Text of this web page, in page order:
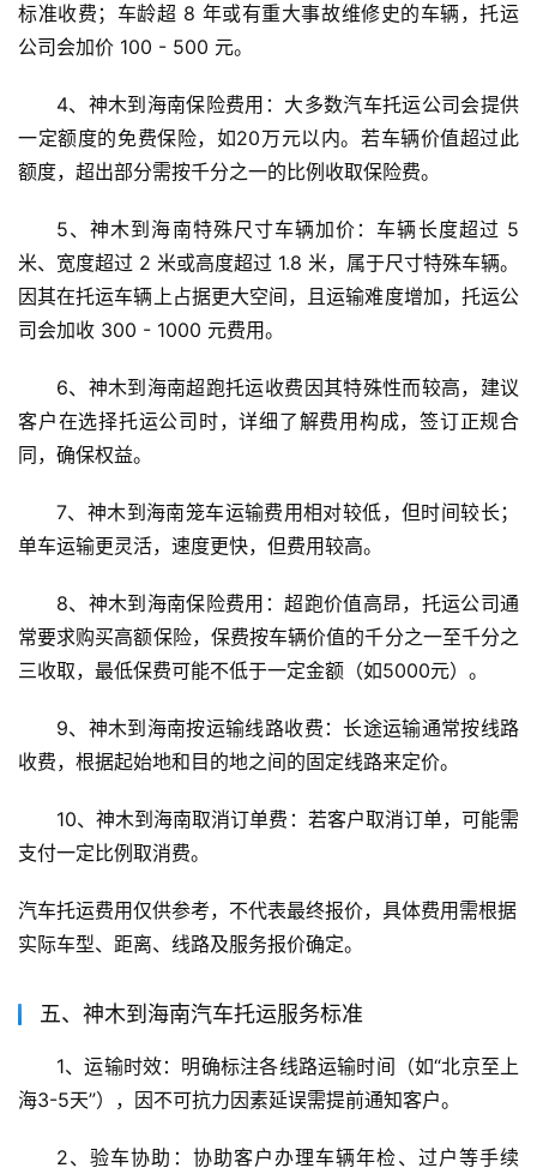
标准收费；车龄超 8 年或有重大事故维修史的车辆，托运
公司会加价 100 - 500 元。
4、神木到海南保险费用：大多数汽车托运公司会提供
一定额度的免费保险，如20万元以内。若车辆价值超过此
额度，超出部分需按千分之一的比例收取保险费。
5、神木到海南特殊尺寸车辆加价：车辆长度超过 5
米、宽度超过 2 米或高度超过 1.8 米，属于尺寸特殊车辆。
因其在托运车辆上占据更大空间，且运输难度增加，托运公
司会加收 300 - 1000 元费用。
6、神木到海南超跑托运收费因其特殊性而较高，建议
客户在选择托运公司时，详细了解费用构成，签订正规合
同，确保权益。
7、神木到海南笼车运输费用相对较低，但时间较长；
单车运输更灵活，速度更快，但费用较高。
8、神木到海南保险费用：超跑价值高昂，托运公司通
常要求购买高额保险，保费按车辆价值的千分之一至千分之
三收取，最低保费可能不低于一定金额（如5000元）。
9、神木到海南按运输线路收费：长途运输通常按线路
收费，根据起始地和目的地之间的固定线路来定价。
10、神木到海南取消订单费：若客户取消订单，可能需
支付一定比例取消费。
汽车托运费用仅供参考，不代表最终报价，具体费用需根据
实际车型、距离、线路及服务报价确定。
五、神木到海南汽车托运服务标准
1、运输时效：明确标注各线路运输时间（如“北京至上
海3-5天”），因不可抗力因素延误需提前通知客户。
2、验车协助：协助客户办理车辆年检、过户等手续